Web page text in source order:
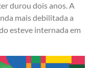
durou dois anos. A
mais debilitada a
esteve internada em